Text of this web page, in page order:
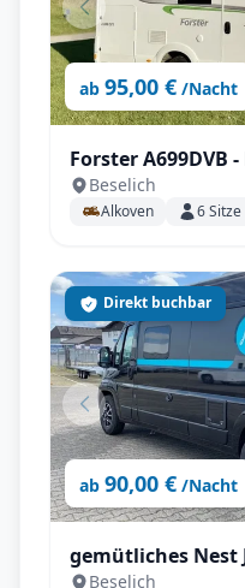
ab 95,00 € /Nacht
Forster A699DVB
Beselich
Alkoven 6Sitze
ab 90,00 € /Nacht
Direkt buchbar
gemütliches Nest
Beselich